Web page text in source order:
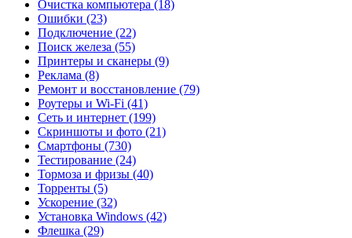
Очистка компьютера (18)
Ошибки (23)
Подключение (22)
Поиск железа (55)
Принтеры и сканеры (9)
Реклама (8)
Ремонт и восстановление (79)
Роутеры и Wi-Fi (41)
Сеть и интернет (199)
Скриншоты и фото (21)
Смартфоны (730)
Тестирование (24)
Тормоза и фризы (40)
Торренты (5)
Ускорение (32)
Установка Windows (42)
Флешка (29)